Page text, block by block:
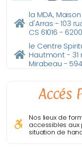
la MDA,
d'Arras - 103
CS 61016 -
le Centre
Hautmont - 31
Mirabeau -
Accés
Nos lieux de
accessibles aux
situation de